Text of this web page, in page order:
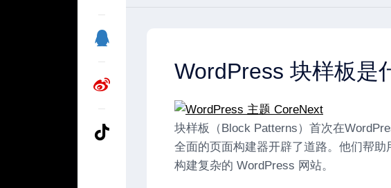
WordPress 块样板是
块样板（Block Patterns）首次在
全面的页面构建器开辟了道路。他们帮
构建复杂的 WordPress 网站。